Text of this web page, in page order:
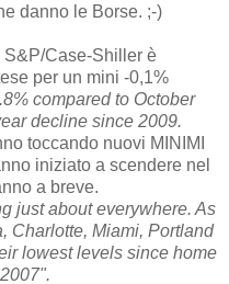
danno le Borse. ;-)
S&P/Case-Shiller è
per un mini -0,1%
compared to October
decline since 2009.
toccando nuovi MINIMI
iniziato a scendere nel
a breve.
just about everywhere. As
Charlotte, Miami, Portland
lowest levels since home